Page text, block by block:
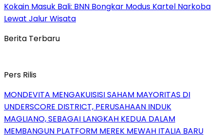
Kokain Masuk Bali: BNN Bongkar Modus Kartel Narkoba
Lewat Jalur Wisata
Berita Terbaru
Pers Rilis
MONDEVITA MENGAKUISISI SAHAM MAYORITAS DI
UNDERSCORE DISTRICT, PERUSAHAAN INDUK
MAGLIANO, SEBAGAI LANGKAH KEDUA DALAM
MEMBANGUN PLATFORM MEREK MEWAH ITALIA BARU